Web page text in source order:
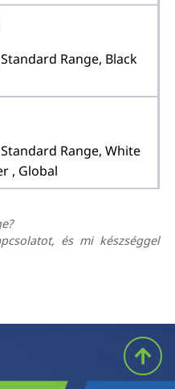
Range, Black
Range, White
, Global
és mi készséggel